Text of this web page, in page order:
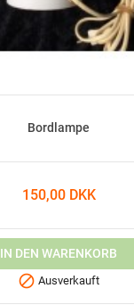
Bordlampe
150,00 DKK
IN DEN WARENKORB
 Ausverkauft